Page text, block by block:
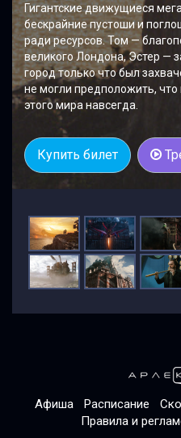
Гигантские движущиеся
бескрайние пустоши и
ради ресурсов. Том —
великого Лондона, Эстер —
город только что был
не могли предположить, что
этого мира навсегда.
Купить билет
Афиша Расписание
Правила и